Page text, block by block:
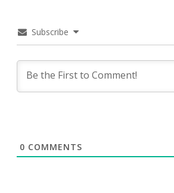
Subscribe
0 COMMENTS